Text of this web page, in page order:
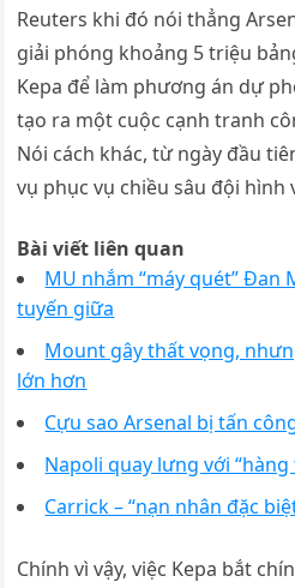
Reuters khi đó nói thẳng
giải phóng khoảng 5 triệu
Kepa để làm phương án dự
tạo ra một cuộc cạnh tranh
Nói cách khác, từ ngày đầu
vụ phục vụ chiều sâu đội hình
Bài viết liên quan
MU nhắm “máy quét” Đan
tuyến giữa
Mount gây thất vọng,
lớn hơn
Cựu sao Arsenal bị tấn
Napoli quay lưng với
Carrick – “nạn nhân đặc
Chính vì vậy, việc Kepa bắt